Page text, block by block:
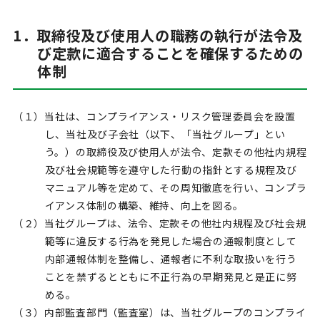
1．取締役及び使用人の職務の執行が法令及
び定款に適合することを確保するための
体制
（１）当社は、コンプライアンス・リスク管理委員会を設置
し、当社及び子会社（以下、「当社グループ」とい
う。）の取締役及び使用人が法令、定款その他社内規程
及び社会規範等を遵守した行動の指針とする規程及び
マニュアル等を定めて、その周知徹底を行い、コンプラ
イアンス体制の構築、維持、向上を図る。
（２）当社グループは、法令、定款その他社内規程及び社会規
範等に違反する行為を発見した場合の通報制度として
内部通報体制を整備し、通報者に不利な取扱いを行う
ことを禁ずるとともに不正行為の早期発見と是正に努
める。
（３）内部監査部門（監査室）は、当社グループのコンプライ